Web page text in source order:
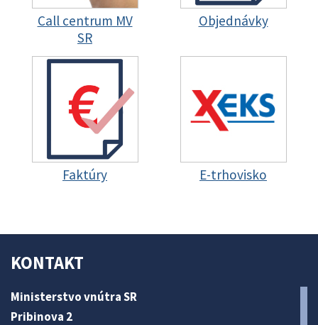
Call centrum MV
SR
Objednávky
Faktúry E-trhovisko
KONTAKT
Ministerstvo vnútra SR
Pribinova 2